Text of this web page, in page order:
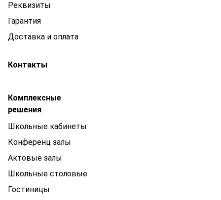
Реквизиты
Гарантия
Доставка и оплата
Контакты
Комплексные
решения
Школьные кабинеты
Конференц залы
Актовые залы
Школьные столовые
Гостиницы